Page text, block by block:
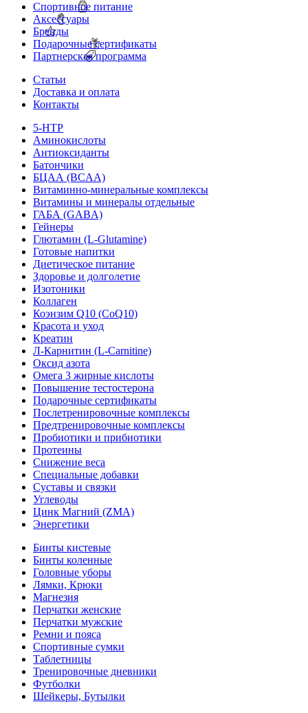
Спортивное питание
Аксессуары
Бренды
Подарочные сертификаты
Партнерская программа
Статьи
Доставка и оплата
Контакты
5-HTP
Аминокислоты
Антиоксиданты
Батончики
БЦАА (BCAA)
Витаминно-минеральные комплексы
Витамины и минералы отдельные
ГАБА (GABA)
Гейнеры
Глютамин (L-Glutamine)
Готовые напитки
Диетическое питание
Здоровье и долголетие
Изотоники
Коллаген
Коэнзим Q10 (CoQ10)
Красота и уход
Креатин
Л-Карнитин (L-Сarnitine)
Оксид азота
Омега 3 жирные кислоты
Повышение тестостерона
Подарочные сертификаты
Послетренировочные комплексы
Предтренировочные комплексы
Пробиотики и прибиотики
Протеины
Снижение веса
Специальные добавки
Суставы и связки
Углеводы
Цинк Магний (ZMA)
Энергетики
Бинты кистевые
Бинты коленные
Головные уборы
Лямки, Крюки
Магнезия
Перчатки женские
Перчатки мужские
Ремни и пояса
Спортивные сумки
Таблетницы
Тренировочные дневники
Футболки
Шейкеры, Бутылки